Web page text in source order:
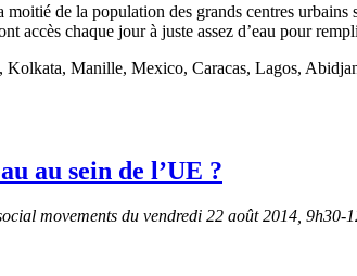
de la population des grands centres
accès chaque jour à juste assez d’eau pour
Manille, Mexico, Caracas, Lagos,
au sein de l’UE ?
movements du vendredi 22 août 2014, 9h30-